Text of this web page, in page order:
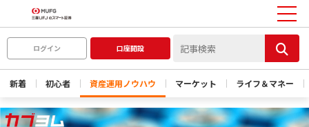
ログイン 口座開設
新着 初心者 資産運用ノウハウ マーケット ライフ＆マネー